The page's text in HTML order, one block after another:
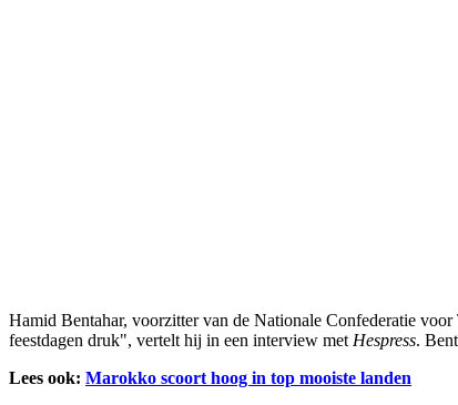
Hamid Bentahar, voorzitter van de Nationale Confederatie
feestdagen druk", vertelt hij in een interview met Hespress.
Lees ook: Marokko scoort hoog in top mooiste landen